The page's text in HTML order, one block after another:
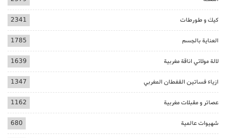
كيك و طورطات 2341
العناية بالجسم 1785
لالة مولاتي اناقة مغربية 1639
ازياء فساتين القفطان المغربي 1347
عصائر و مقبلات مغربية 1162
شهيوات عالمية 680